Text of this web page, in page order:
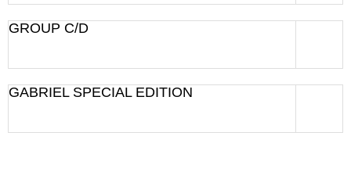
GROUP C/D
GABRIEL SPECIAL EDITION